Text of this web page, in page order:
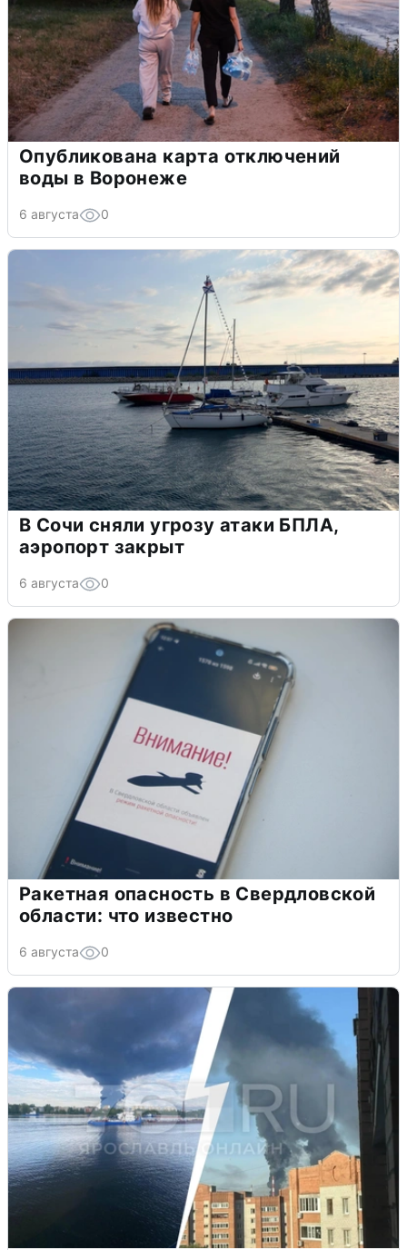
Опубликована карта отключений
воды в Воронеже
6 августа 0
В Сочи сняли угрозу атаки БПЛА,
аэропорт закрыт
6 августа 0
Ракетная опасность в Свердловской
области: что известно
6 августа 0